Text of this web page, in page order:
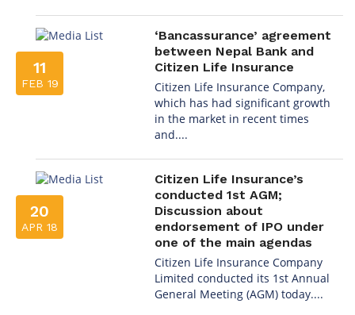
11
FEB 19
‘Bancassurance’ agreement
between Nepal Bank and
Citizen Life Insurance
Citizen Life Insurance Company,
which has had significant growth
in the market in recent times
and....
20
APR 18
Citizen Life Insurance’s
conducted 1st AGM;
Discussion about
endorsement of IPO under
one of the main agendas
Citizen Life Insurance Company
Limited conducted its 1st Annual
General Meeting (AGM) today....